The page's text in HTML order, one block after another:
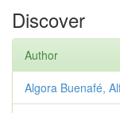
Discover
Author
Algora Buenafé,